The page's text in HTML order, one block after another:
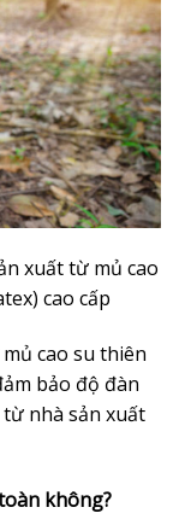
xuất từ mủ cao
cao cấp
cao su thiên
bảo độ đàn
nhà sản xuất
không?